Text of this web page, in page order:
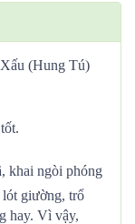
(Hung Tú)
khai ngòi phóng
giường, trổ
hay. Vì vậy,